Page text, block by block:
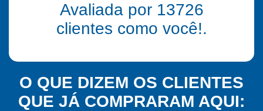
Avaliada por 13726
clientes como você!.
O QUE DIZEM OS CLIENTES
QUE JÁ COMPRARAM AQUI: